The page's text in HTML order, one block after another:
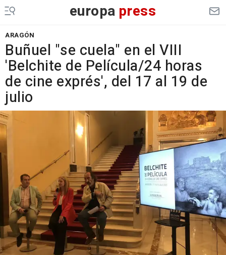
europa press
ARAGÓN
Buñuel "se cuela" en el VIII
'Belchite de Película/24 horas
de cine exprés', del 17 al 19 de
julio